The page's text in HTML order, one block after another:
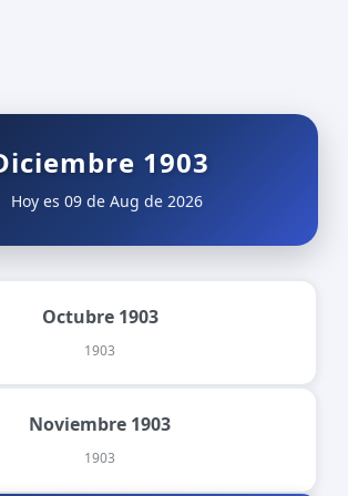
1903
Hoy es 09 de Aug de 2026
Octubre 1903
1903
Noviembre 1903
1903